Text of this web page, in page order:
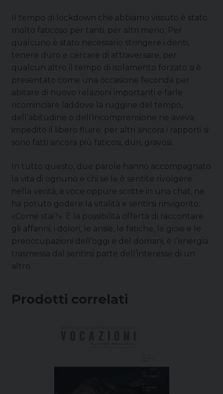
Il tempo di lockdown che abbiamo vissuto è stato
molto faticoso per tanti, per altri meno. Per
qualcuno è stato necessario stringere i denti,
tenere duro e cercare di attraversare, per
qualcun altro il tempo di isolamento forzato si è
presentato come una occasione feconda per
abitare di nuovo relazioni importanti e farle
ricominciare laddove la ruggine del tempo,
dell’abitudine o dell’incomprensione ne aveva
impedito il libero fluire; per altri ancora i rapporti si
sono fatti ancora più faticosi, duri, gravosi.
In tutto questo, due parole hanno accompagnato
la vita di ognuno e chi se le è sentite rivolgere
nella verità, a voce oppure scritte in una chat, ne
ha potuto godere la vitalità e sentirsi rinvigorito:
«Come stai?». È la possibilità offerta di raccontare
gli affanni, i dolori, le ansie, le fatiche, le gioie e le
preoccupazioni dell’oggi e del domani, è l’energia
trasmessa dal sentirsi parte dell’interesse di un
altro.
Prodotti correlati